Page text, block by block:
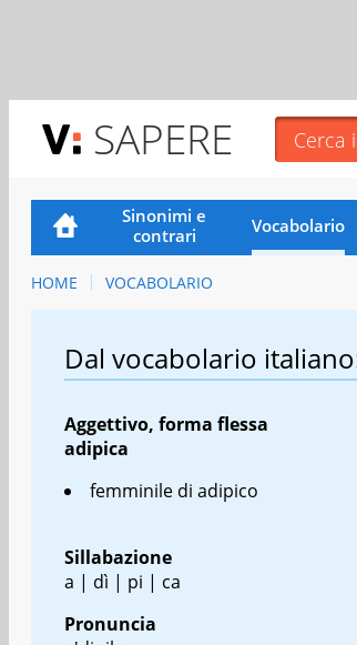
SAPERE
Sinonimi e
contrari
Vocabolario
HOME VOCABOLARIO
Dal vocabolario
Aggettivo, forma flessa
adipica
femminile di adipico
Sillabazione
a | dì | pi | ca
Pronuncia